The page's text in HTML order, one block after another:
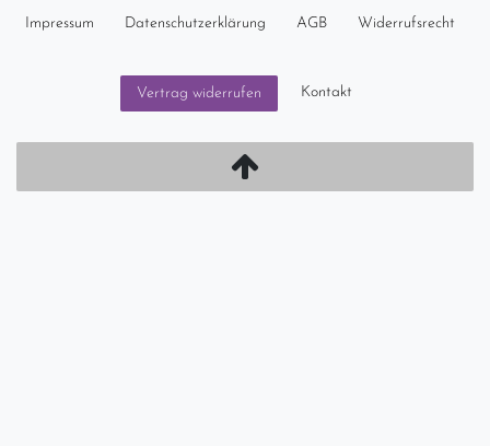
Impressum Daten­schutz­erklärung AGB Widerrufs­recht
Vertrag widerrufen Kontakt